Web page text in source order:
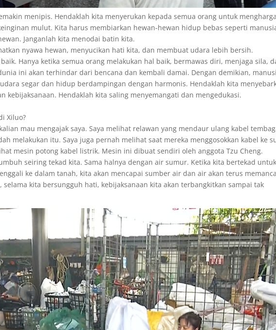
menipis. Hendaklah kita menyerukan kepada semua orang untuk
mulut. Kita harus membiarkan hewan-hewan hidup bebas seperti
Janganlah kita menodai batin kita.
nyawa hewan, menyucikan hati kita, dan membuat udara lebih bersih.
Hanya ketika semua orang melakukan hal baik, bermawas diri, menjaga sila,
ini akan terhindar dari bencana dan kembali damai. Dengan demikian,
segar dan hidup berdampingan dengan harmonis. Hendaklah kita
kebijaksanaan. Hendaklah kita saling menyemangati dan mengedukasi.
Xiluo?
mau mengajak saya. Saya melihat relawan yang mendaur ulang kabel
melakukan itu. Saya juga pernah melihat saat mereka menggosokkan kabel ke
mesin potong kabel listrik. Mesin ini dibuat sendiri oleh anggota Tzu Cheng.
seiring tekad kita. Sama halnya dengan air sumur. Ketika kita bertekad untuk
ke dalam tanah, kita akan mencapai sumber air dan air akan terus
selama kita bersungguh hati, kebijaksanaan kita akan terbangkitkan sampai tak